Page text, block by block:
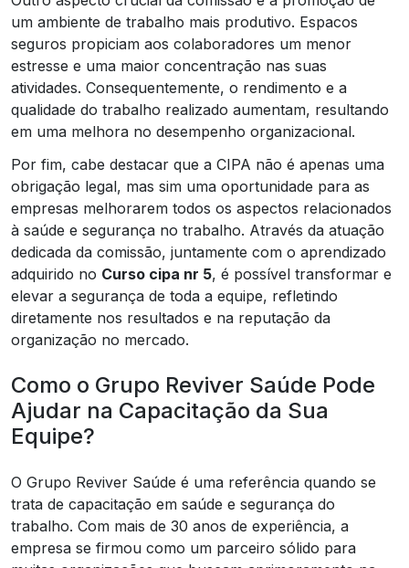
um ambiente de trabalho mais produtivo. Espacos
seguros propiciam aos colaboradores um menor
estresse e uma maior concentração nas suas
atividades. Consequentemente, o rendimento e a
qualidade do trabalho realizado aumentam, resultando
em uma melhora no desempenho organizacional.
Por fim, cabe destacar que a CIPA não é apenas uma
obrigação legal, mas sim uma oportunidade para as
empresas melhorarem todos os aspectos relacionados
à saúde e segurança no trabalho. Através da atuação
dedicada da comissão, juntamente com o aprendizado
adquirido no Curso cipa nr 5, é possível transformar e
elevar a segurança de toda a equipe, refletindo
diretamente nos resultados e na reputação da
organização no mercado.
Como o Grupo Reviver Saúde Pode
Ajudar na Capacitação da Sua
Equipe?
O Grupo Reviver Saúde é uma referência quando se
trata de capacitação em saúde e segurança do
trabalho. Com mais de 30 anos de experiência, a
empresa se firmou como um parceiro sólido para